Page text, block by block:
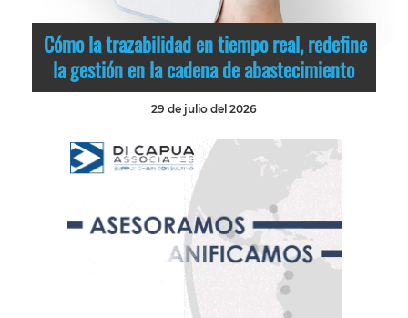
Cómo la trazabilidad en tiempo real, redefine
la gestión en la cadena de abastecimiento
29 de julio del 2026